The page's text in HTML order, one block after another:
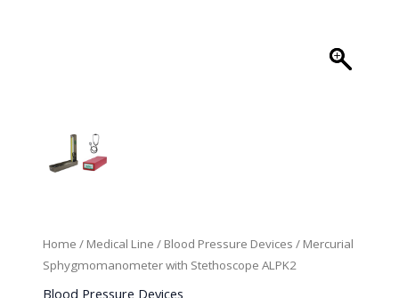
Home / Medical Line / Blood Pressure Devices / Mercurial
Sphygmomanometer with Stethoscope ALPK2
Blood Pressure Devices